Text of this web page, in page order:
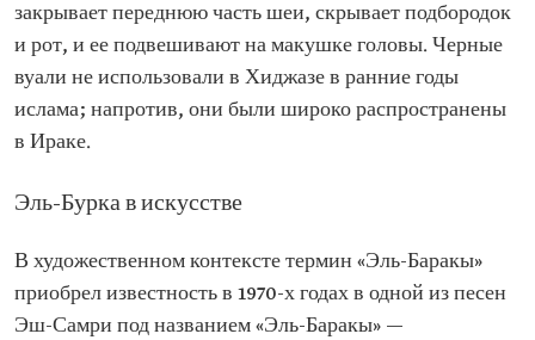
закрывает переднюю часть шеи, скрывает подбородок
и рот, и ее подвешивают на макушке головы. Черные
вуали не использовали в Хиджазе в ранние годы
ислама; напротив, они были широко распространены
в Ираке.
Эль-Бурка в искусстве
В художественном контексте термин «Эль-Баракы»
приобрел известность в 1970-х годах в одной из песен
Эш-Самри под названием «Эль-Баракы» —